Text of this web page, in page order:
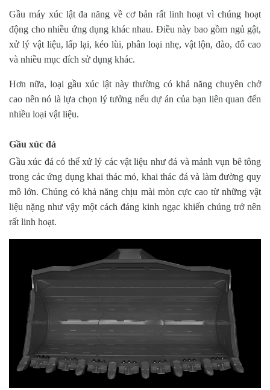
Gầu máy xúc lật đa năng về cơ bản rất linh hoạt vì chúng hoạt
động cho nhiều ứng dụng khác nhau. Điều này bao gồm ngủ gật,
xử lý vật liệu, lấp lại, kéo lùi, phân loại nhẹ, vật lộn, đào, đổ cao
và nhiều mục đích sử dụng khác.
Hơn nữa, loại gầu xúc lật này thường có khả năng chuyên chở
cao nên nó là lựa chọn lý tưởng nếu dự án của bạn liên quan đến
nhiều loại vật liệu.
Gầu xúc đá
Gầu xúc đá có thể xử lý các vật liệu như đá và mảnh vụn bê tông
trong các ứng dụng khai thác mỏ, khai thác đá và làm đường quy
mô lớn. Chúng có khả năng chịu mài mòn cực cao từ những vật
liệu nặng như vậy một cách đáng kinh ngạc khiến chúng trở nên
rất linh hoạt.